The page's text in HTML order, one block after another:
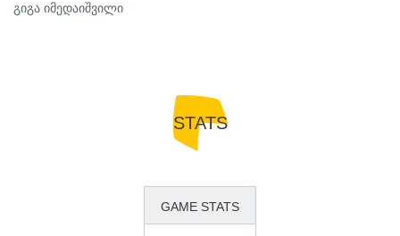
გიგა იმედაიშვილი
STATS
GAME STATS